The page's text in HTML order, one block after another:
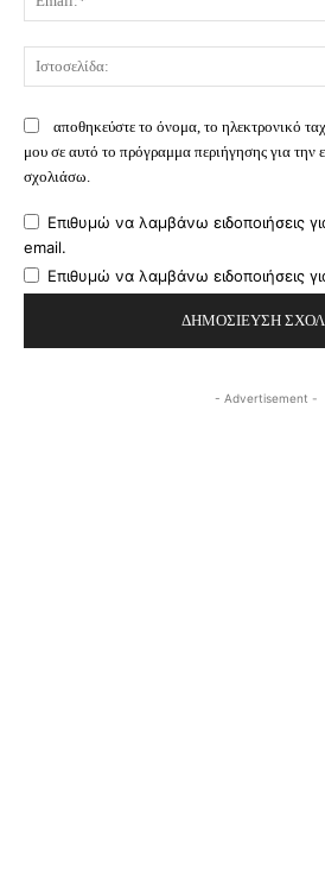
αποθηκεύστε το όνομα, το ηλεκτρονικό
μου σε αυτό το πρόγραμμα περιήγησης για
σχολιάσω.
Επιθυμώ να λαμβάνω ειδοποιήσεις
email.
Επιθυμώ να λαμβάνω ειδοποιήσεις
- Advertisement -